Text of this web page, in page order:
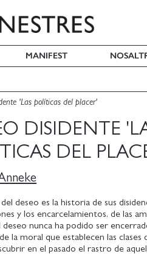
MANIFEST
'Las políticas del placer'
DISIDENTE
DEL
deseo es la historia de sus
y los encarcelamientos, de las
deseo nunca ha podido ser
la moral que establecen las clases
en el pasado el rastro de